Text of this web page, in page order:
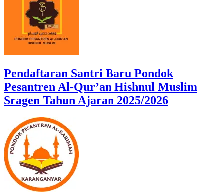
Pendaftaran Santri Baru Pondok
Pesantren Al-Qur’an Hishnul Muslim
Sragen Tahun Ajaran 2025/2026